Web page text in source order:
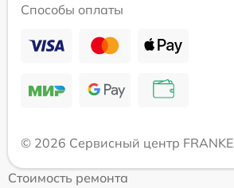
Способы оплаты
© 2026 Сервисный центр FRANKE
Стоимость ремонта